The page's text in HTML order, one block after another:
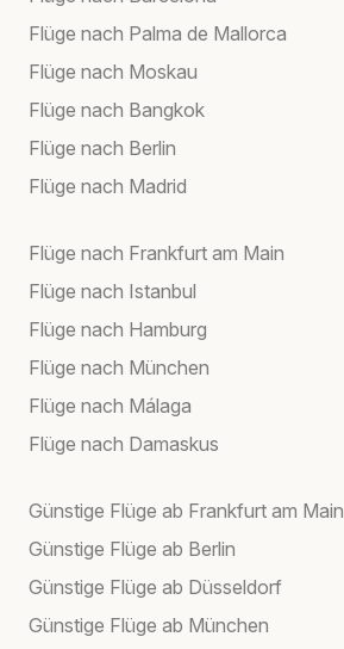
Flüge nach Palma de Mallorca
Flüge nach Moskau
Flüge nach Bangkok
Flüge nach Berlin
Flüge nach Madrid
Flüge nach Frankfurt am Main
Flüge nach Istanbul
Flüge nach Hamburg
Flüge nach München
Flüge nach Málaga
Flüge nach Damaskus
Günstige Flüge ab Frankfurt am Main
Günstige Flüge ab Berlin
Günstige Flüge ab Düsseldorf
Günstige Flüge ab München